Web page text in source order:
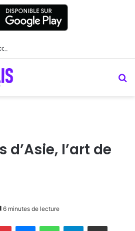
un art du lien
d’Asie, l’art de
6 minutes de lecture
PinterestMessengerWhatsAppTelegramPartager par email